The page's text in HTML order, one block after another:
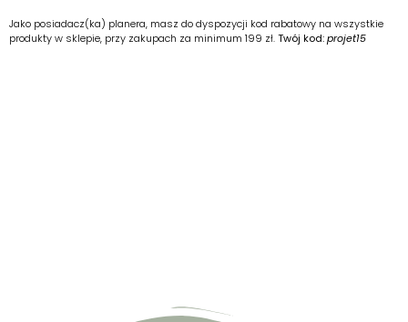
1. tendue 2. tendus 3. tendu
1. bon 2. bain 3. apaisante
Jako posiadacz(ka) planera, masz do dyspozycji kod rabatowy na wszystkie
produkty w sklepie, przy zakupach za minimum 199 zł.Twój kod:projet15